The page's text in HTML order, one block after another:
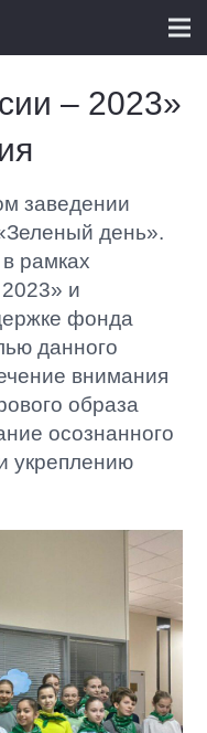
– 2023»
заведении
день».
рамках
и
фонда
данного
внимания
образа
осознанного
укреплению